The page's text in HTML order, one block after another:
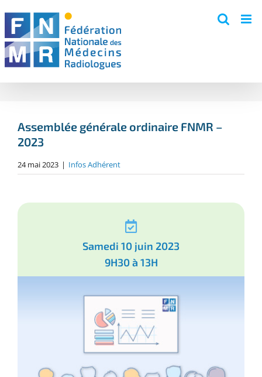
content
Assemblée générale ordinaire FNMR –
2023
24 mai 2023 | Infos Adhérent
Samedi 10 juin 2023
9H30 à 13H